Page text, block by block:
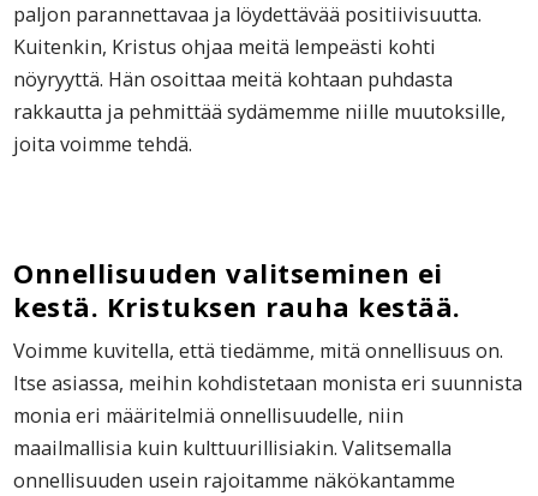
paljon parannettavaa ja löydettävää positiivisuutta.
Kuitenkin, Kristus ohjaa meitä lempeästi kohti
nöyryyttä. Hän osoittaa meitä kohtaan puhdasta
rakkautta ja pehmittää sydämemme niille muutoksille,
joita voimme tehdä.
Onnellisuuden valitseminen ei
kestä. Kristuksen rauha kestää.
Voimme kuvitella, että tiedämme, mitä onnellisuus on.
Itse asiassa, meihin kohdistetaan monista eri suunnista
monia eri määritelmiä onnellisuudelle, niin
maailmallisia kuin kulttuurillisiakin. Valitsemalla
onnellisuuden usein rajoitamme näkökantamme